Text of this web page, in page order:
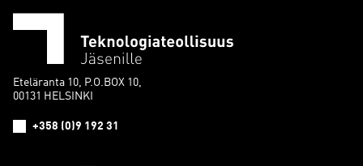
Eteläranta 10, P.O.BOX 10,
00131 HELSINKI
+358 (0)9 192 31